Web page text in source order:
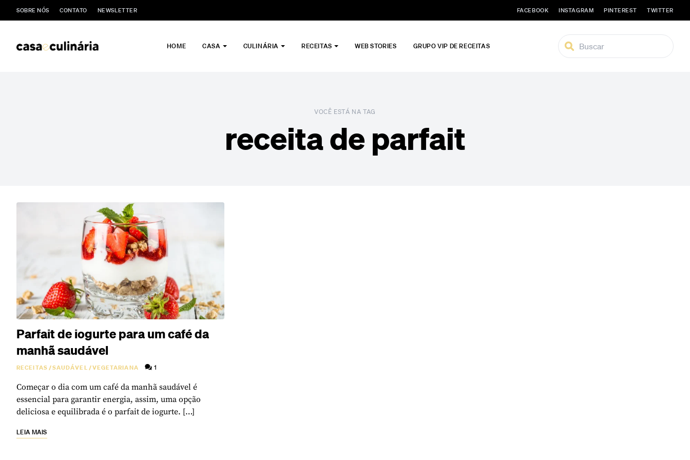
SOBRE NÓS CONTATO NEWSLETTER FACEBOOK INSTAGRAM PINTEREST TWITTER
HOME CASA CULINÁRIA RECEITAS WEB STORIES GRUPO VIP DE RECEITAS
VOCÊ ESTÁ NA TAG
receita de parfait
Parfait de iogurte para um café da
manhã saudável
RECEITAS/SAUDÁVEL/VEGETARIANA 1
Começar o dia com um café da manhã saudável é
essencial para garantir energia, assim, uma opção
deliciosa e equilibrada é o parfait de iogurte. […]
LEIA MAIS